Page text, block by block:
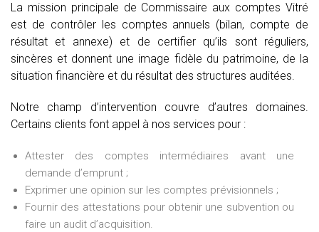
La mission principale de Commissaire aux comptes Vitré
est de contrôler les comptes annuels (bilan, compte de
résultat et annexe) et de certifier qu’ils sont réguliers,
sincères et donnent une image fidèle du patrimoine, de la
situation financière et du résultat des structures auditées.
Notre champ d’intervention couvre d’autres domaines.
Certains clients font appel à nos services pour :
Attester des comptes intermédiaires avant une
demande d’emprunt ;
Exprimer une opinion sur les comptes prévisionnels ;
Fournir des attestations pour obtenir une subvention ou
faire un audit d’acquisition.